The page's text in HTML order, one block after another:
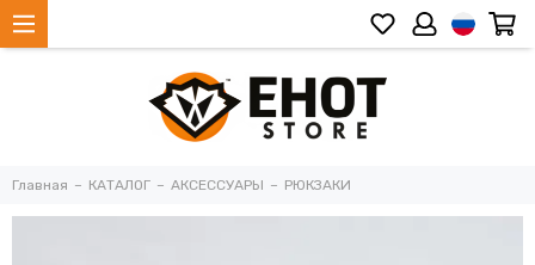
Главная КАТАЛОГ АКСЕССУАРЫ РЮКЗАКИ